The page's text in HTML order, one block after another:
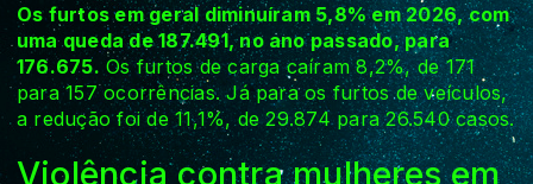
Os furtos em geral diminuíram 5,8% em 2026, com
uma queda de 187.491, no ano passado, para
176.675. Os furtos de carga caíram 8,2%, de 171
para 157 ocorrências. Já para os furtos de veículos,
a redução foi de 11,1%, de 29.874 para 26.540 casos.
Violência contra mulheres em